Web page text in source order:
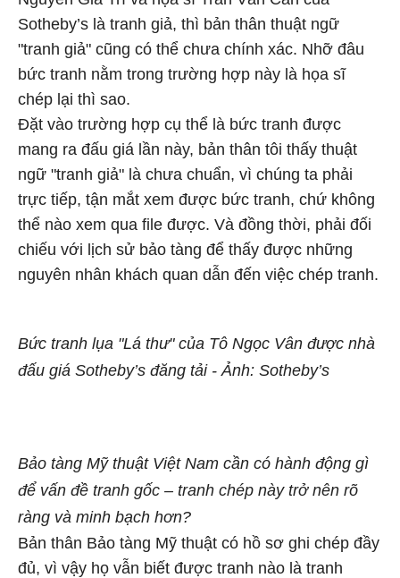
Sotheby’s là tranh giả, thì bản thân thuật ngữ
"tranh giả" cũng có thể chưa chính xác. Nhỡ đâu
bức tranh nằm trong trường hợp này là họa sĩ
chép lại thì sao.
Đặt vào trường hợp cụ thể là bức tranh được
mang ra đấu giá lần này, bản thân tôi thấy thuật
ngữ "tranh giả" là chưa chuẩn, vì chúng ta phải
trực tiếp, tận mắt xem được bức tranh, chứ không
thể nào xem qua file được. Và đồng thời, phải đối
chiếu với lịch sử bảo tàng để thấy được những
nguyên nhân khách quan dẫn đến việc chép tranh.
Bức tranh lụa "Lá thư" của Tô Ngọc Vân được nhà
đấu giá Sotheby’s đăng tải - Ảnh: Sotheby’s
Bảo tàng Mỹ thuật Việt Nam cần có hành động gì
để vấn đề tranh gốc – tranh chép này trở nên rõ
ràng và minh bạch hơn?
Bản thân Bảo tàng Mỹ thuật có hồ sơ ghi chép đầy
đủ, vì vậy họ vẫn biết được tranh nào là tranh